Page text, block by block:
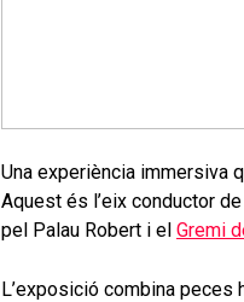
Una experiència immersiva
Aquest és l’eix conductor
pel Palau Robert i el Gremi
L’exposició combina peces